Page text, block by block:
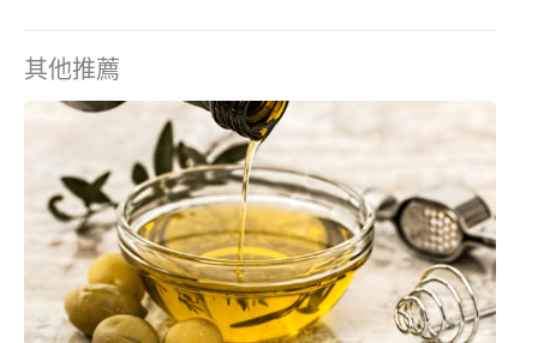
其他推薦